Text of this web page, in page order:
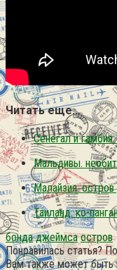
Читать еще…
Сенегал и
Мальдивы.
Малайзия.
Таиланд. ко-
бонда джеймса остров
Понравилась статья?
Вам также может быть